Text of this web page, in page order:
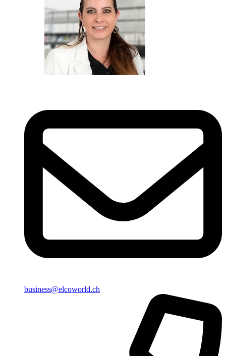
business@elcoworld.ch